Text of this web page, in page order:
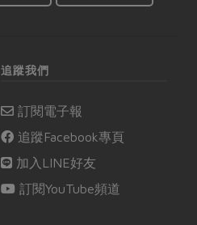
追蹤我們
訂閱電子報
追蹤Facebook專頁
加入LINE好友
訂閱YouTube頻道